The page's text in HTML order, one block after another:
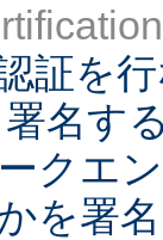
証を
名す
クエ
を署